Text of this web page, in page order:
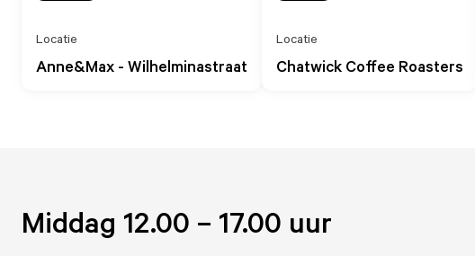
Anne&Max - Wilhelminastraat
Locatie
Chatwick Coffee Roasters
Locatie
Middag 12.00 – 17.00 uur